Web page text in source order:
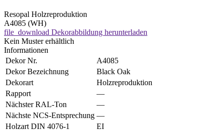
Resopal Holzreproduktion
A4085 (WH)
file_download Dekorabbildung herunterladen
Kein Muster erhältlich
Informationen
Dekor Nr.
A4085
Dekor Bezeichnung
Black Oak
Dekorart
Holzreproduktion
Rapport
—
Nächster RAL-Ton
—
Nächste NCS-Entsprechung —
Holzart DIN 4076-1
EI